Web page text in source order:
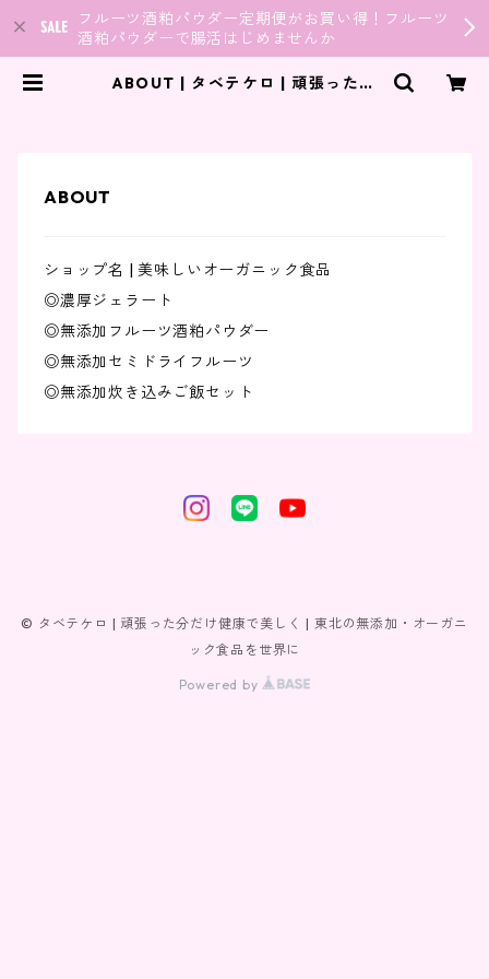
フルーツ酒粕パウダー定期便がお買い得！フルーツ
酒粕パウダーで腸活はじめませんか
ABOUT | タベテケロ | 頑張った分
ABOUT
ショップ名 | 美味しいオーガニック食品
◎濃厚ジェラート
◎無添加フルーツ酒粕パウダー
◎無添加セミドライフルーツ
◎無添加炊き込みご飯セット
© タベテケロ | 頑張った分だけ健康で美しく | 東北の無添加・オーガニ
ック食品を世界に
Powered by